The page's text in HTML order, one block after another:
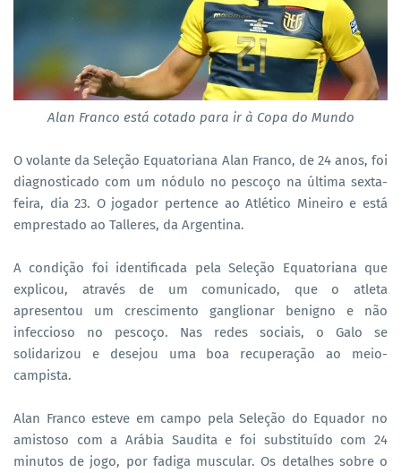
Alan Franco está cotado para ir à Copa do Mundo
O volante da Seleção Equatoriana Alan Franco, de 24 anos, foi
diagnosticado com um nódulo no pescoço na última sexta-
feira, dia 23. O jogador pertence ao Atlético Mineiro e está
emprestado ao Talleres, da Argentina.
A condição foi identificada pela Seleção Equatoriana que
explicou, através de um comunicado, que o atleta
apresentou um crescimento ganglionar benigno e não
infeccioso no pescoço. Nas redes sociais, o Galo se
solidarizou e desejou uma boa recuperação ao meio-
campista.
Alan Franco esteve em campo pela Seleção do Equador no
amistoso com a Arábia Saudita e foi substituído com 24
minutos de jogo, por fadiga muscular. Os detalhes sobre o